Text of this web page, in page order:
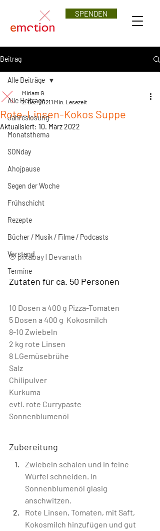
SPENDEN
Beitrag
Alle Beiträge
Jahreslosung
Monatsthema
SONday
Ahojpause
Segen der Woche
Frühschicht
Rezepte
Bücher / Musik / Filme / Podcasts
Vorstand
Termine
Alle Beiträge
Rote-Linsen-Kokos Suppe
Miriam G.
2. Dez. 20211 Min. Lesezeit
Aktualisiert: 10. März 2022
© pixabay | Devanath
Zutaten für ca. 50 Personen
10 Dosen a 400 g Pizza-Tomaten
5 Dosen a 400 g  Kokosmilch
8-10 Zwiebeln
2 kg rote Linsen
8 LGemüsebrühe
Salz
Chilipulver
Kurkuma
evtl. rote Currypaste
Sonnenblumenöl
Zubereitung
Zwiebeln schälen und in feine
Würfel schneiden. In
Sonnenblumenöl glasig
anschwitzen.
Rote Linsen, Tomaten, mit Saft,
Kokosmilch hinzufügen und gut